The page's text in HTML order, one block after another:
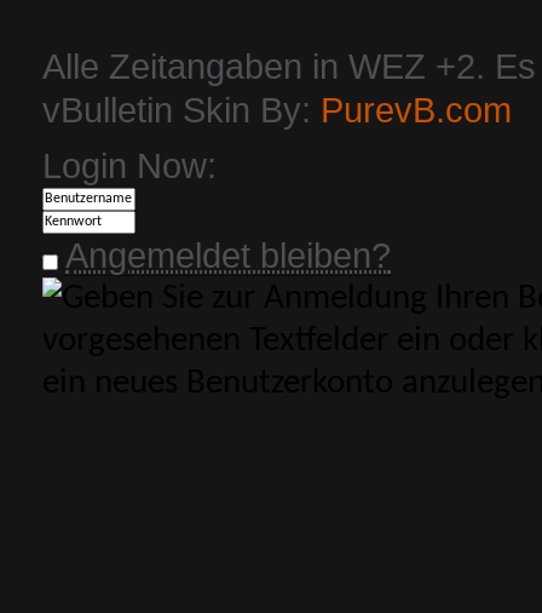
Alle Zeitangaben in WEZ +2.
vBulletin Skin By: PurevB.com
Login Now:
Angemeldet bleiben?